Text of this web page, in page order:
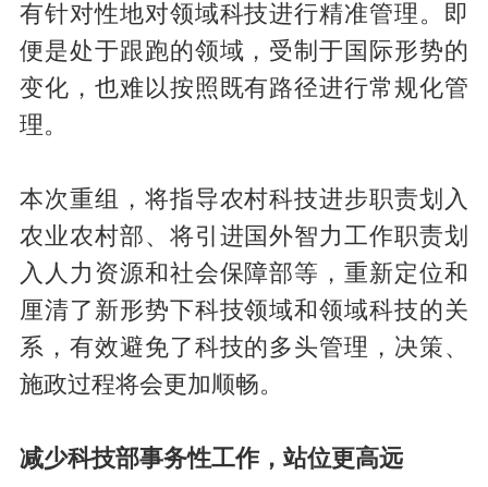
有针对性地对领域科技进行精准管理。即
便是处于跟跑的领域，受制于国际形势的
变化，也难以按照既有路径进行常规化管
理。
本次重组，将指导农村科技进步职责划入
农业农村部、将引进国外智力工作职责划
入人力资源和社会保障部等，重新定位和
厘清了新形势下科技领域和领域科技的关
系，有效避免了科技的多头管理，决策、
施政过程将会更加顺畅。
减少科技部事务性工作，站位更高远